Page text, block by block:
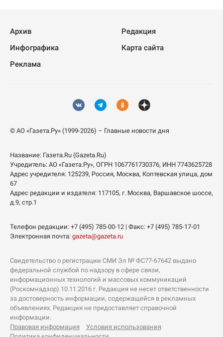
Архив
Редакция
Инфографика
Карта сайта
Реклама
© АО «Газета.Ру» (1999-2026) – Главные новости дня
Название: Газета.Ru (Gazeta.Ru)
Учредитель: АО «Газета.Ру», ОГРН 1067761730376, ИНН 7743625728
Адрес учредителя: 125239, Россия, Москва, Коптевская улица, дом
67
Адрес редакции и издателя: 117105, г. Москва, Варшавское шоссе,
д.9, стр.1
Телефон редакции: +7 (495) 785-00-12 | Факс: +7 (495) 785-17-01
Электронная почта: gazeta@gazeta.ru
Свидетельство о регистрации СМИ Эл № ФС77-67642 выдано
федеральной службой по надзору в сфере связи,
информационных технологий и массовых коммуникаций
(Роскомнадзор) 10.11.2016 г. Редакция не несет ответственности
за достоверность информации, содержащейся в рекламных
объявлениях. Редакция не предоставляет справочной
информации.
Правовая информация
Условия использования